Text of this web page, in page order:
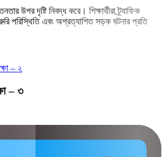
উপর দৃষ্টি নিবদ্ধ করে। শিক্ষার্থীরা ট্র্যাফিক
পরিস্থিতি এবং অপ্রত্যাশিত সড়ক ঘটনার প্রতি
– ২
– ৩